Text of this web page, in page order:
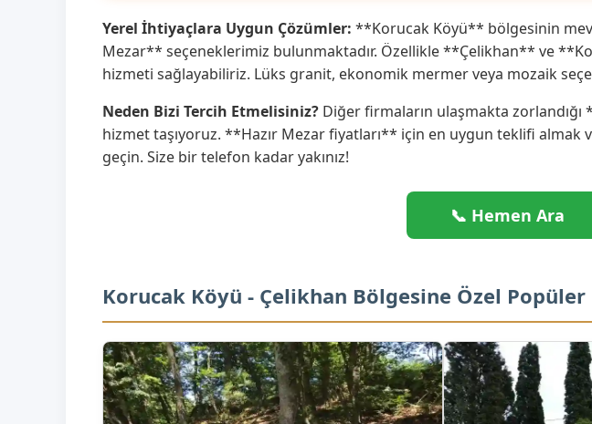
Yerel İhtiyaçlara Uygun Çözümler: **Korucak Köyü** bölgesinin
Mezar** seçeneklerimiz bulunmaktadır. Özellikle **Çelikhan** ve
hizmeti sağlayabiliriz. Lüks granit, ekonomik mermer veya mozaik
Neden Bizi Tercih Etmelisiniz? Diğer firmaların ulaşmakta
hizmet taşıyoruz. **Hazır Mezar fiyatları** için en uygun teklifi
geçin. Size bir telefon kadar yakınız!
📞 Hemen Ara
Korucak Köyü - Çelikhan Bölgesine Özel